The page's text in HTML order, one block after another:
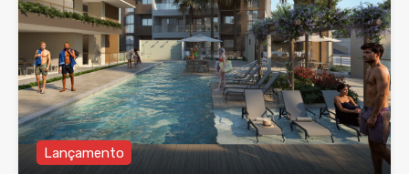
Lançamento